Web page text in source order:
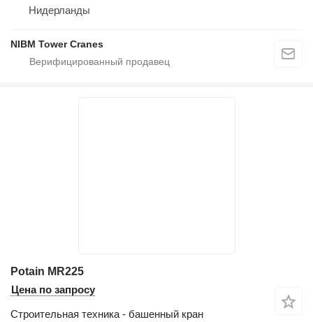
Нидерланды
NIBM Tower Cranes
Potain MR225
Цена по запросу
Строительная техника - башенный кран